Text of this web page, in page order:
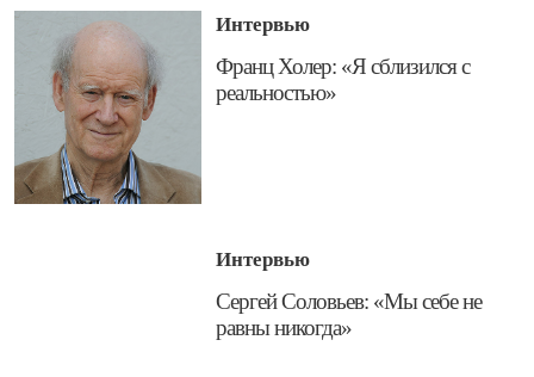
Интервью
​Франц Холер: «Я сблизился с
реальностью»
Интервью
​Сергей Соловьев: «Мы себе не
равны никогда»